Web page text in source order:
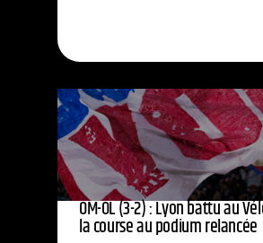
OM-OL (3-2) : Lyon battu au
la course au podium relancée